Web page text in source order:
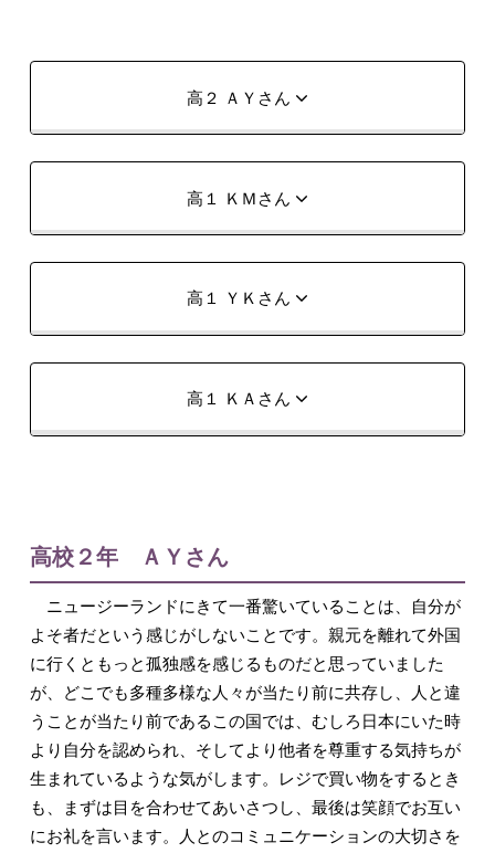
高２ ＡＹさん
高１ ＫＭさん
高１ ＹＫさん
高１ ＫＡさん
高校２年 ＡＹさん
ニュージーランドにきて一番驚いていることは、自分が
よそ者だという感じがしないことです。親元を離れて外国
に行くともっと孤独感を感じるものだと思っていました
が、どこでも多種多様な人々が当たり前に共存し、人と違
うことが当たり前であるこの国では、むしろ日本にいた時
より自分を認められ、そしてより他者を尊重する気持ちが
生まれているような気がします。レジで買い物をするとき
も、まずは目を合わせてあいさつし、最後は笑顔でお互い
にお礼を言います。人とのコミュニケーションの大切さを